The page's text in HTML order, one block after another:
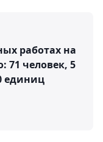
работах на
71 человек, 5
единиц